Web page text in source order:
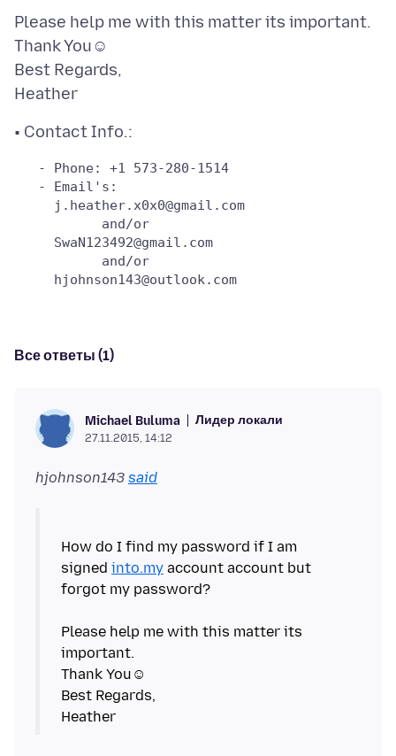
Please help me with this matter its important.
Thank You☺
Best Regards,
   - Phone: +1 573-280-1514
   - Email's:
     j.heather.x0x0@gmail.com
           and/or
     SwaN123492@gmail.com
           and/or
Все ответы (1)
Michael Buluma Лидер локали
27.11.2015, 14:12
hjohnson143 said
How do I find my password if I am
signed into.my account account but
forgot my password?
Please help me with this matter its
important.
Thank You☺
Best Regards,